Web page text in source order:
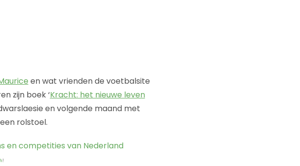
en wat vrienden de voetbalsite
zijn boek ‘Kracht: het nieuwe leven
en volgende maand met
rolstoel.
!